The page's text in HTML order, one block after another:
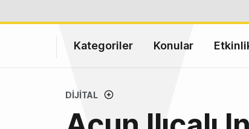
Kategoriler Konular
DIJITAL